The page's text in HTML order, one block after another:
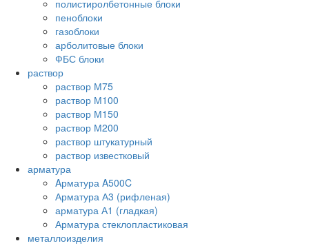
полистиролбетонные блоки
пеноблоки
газоблоки
арболитовые блоки
ФБС блоки
раствор
раствор М75
раствор М100
раствор М150
раствор М200
раствор штукатурный
раствор известковый
арматура
Aрматура A500C
Арматура А3 (рифленая)
арматура А1 (гладкая)
Арматура стеклопластиковая
металлоизделия